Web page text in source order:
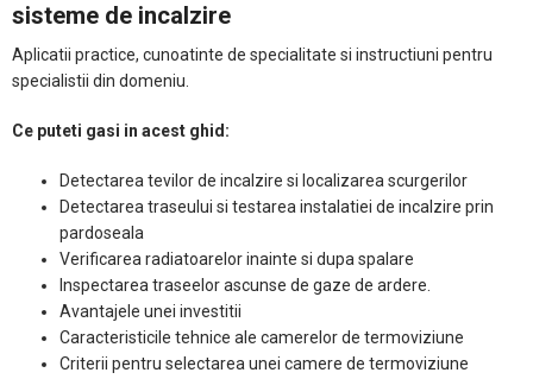
sisteme de incalzire
Aplicatii practice, cunoatinte de specialitate si instructiuni pentru
specialistii din domeniu.
Ce puteti gasi in acest ghid:
Detectarea tevilor de incalzire si localizarea scurgerilor
Detectarea traseului si testarea instalatiei de incalzire prin
pardoseala
Verificarea radiatoarelor inainte si dupa spalare
Inspectarea traseelor ascunse de gaze de ardere.
Avantajele unei investitii
Caracteristicile tehnice ale camerelor de termoviziune
Criterii pentru selectarea unei camere de termoviziune